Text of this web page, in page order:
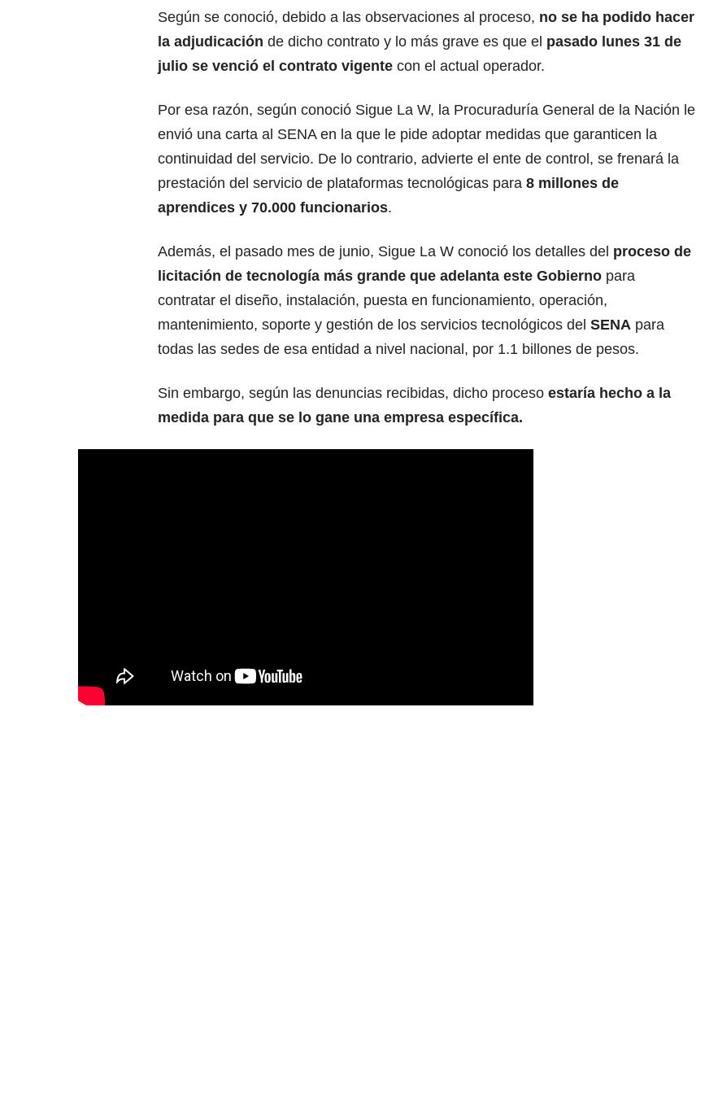
Según se conoció, debido a las observaciones al proceso, no se ha podido hacer
la adjudicación de dicho contrato y lo más grave es que el pasado lunes 31 de
julio se venció el contrato vigente con el actual operador.
Por esa razón, según conoció Sigue La W, la Procuraduría General de la Nación le
envió una carta al SENA en la que le pide adoptar medidas que garanticen la
continuidad del servicio. De lo contrario, advierte el ente de control, se frenará la
prestación del servicio de plataformas tecnológicas para 8 millones de
aprendices y 70.000 funcionarios.
Además, el pasado mes de junio, Sigue La W conoció los detalles del proceso de
licitación de tecnología más grande que adelanta este Gobierno para
contratar el diseño, instalación, puesta en funcionamiento, operación,
mantenimiento, soporte y gestión de los servicios tecnológicos del SENA para
todas las sedes de esa entidad a nivel nacional, por 1.1 billones de pesos.
Sin embargo, según las denuncias recibidas, dicho proceso estaría hecho a la
medida para que se lo gane una empresa específica.